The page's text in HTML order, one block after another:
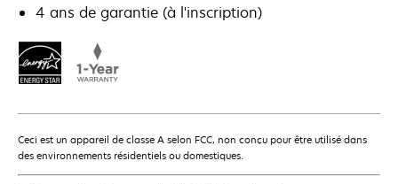
4 ans de garantie (à l'inscription)
Ceci est un appareil de classe A selon FCC, non conçu pour être utilisé dans
des environnements résidentiels ou domestiques.